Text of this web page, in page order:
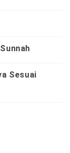
Sesuai